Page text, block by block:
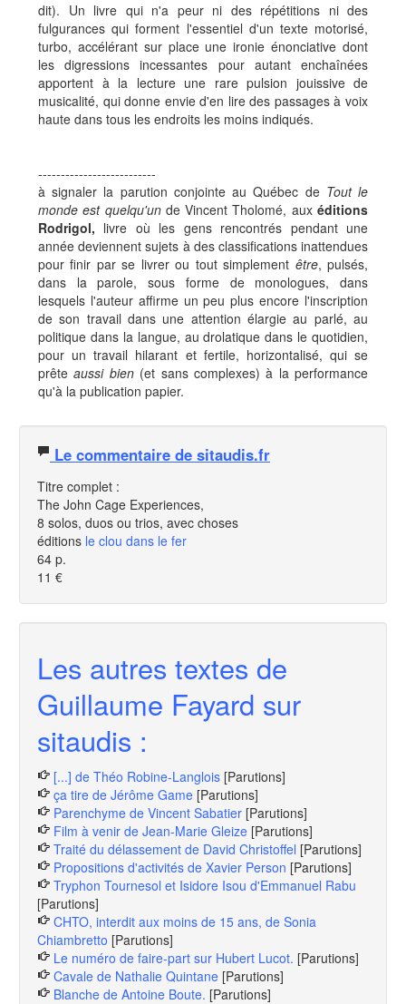
dit). Un livre qui n'a peur ni des répétitions ni des
fulgurances qui forment l'essentiel d'un texte motorisé,
turbo, accélérant sur place une ironie énonciative dont
les digressions incessantes pour autant enchaînées
apportent à la lecture une rare pulsion jouissive de
musicalité, qui donne envie d'en lire des passages à voix
haute dans tous les endroits les moins indiqués.
--------------------------
à signaler la parution conjointe au Québec de Tout le
monde est quelqu'un de Vincent Tholomé, auxéditions
Rodrigol, livre où les gens rencontrés pendant une
année deviennent sujets à des classifications inattendues
pour finir par se livrer ou tout simplement être, pulsés,
dans la parole, sous forme de monologues, dans
lesquels l'auteur affirme un peu plus encore l'inscription
de son travail dans une attention élargie au parlé, au
politique dans la langue, au drolatique dans le quotidien,
pour un travail hilarant et fertile, horizontalisé, qui se
prêteaussi bien (et sans complexes) à la performance
qu'à la publication papier.
Le commentaire de sitaudis.fr
Titre complet :
The John Cage Experiences,
8 solos, duos ou trios, avec choses
éditions le clou dans le fer
64 p.
11 €
Les autres textes de
Guillaume Fayard sur
sitaudis :
[...] de Théo Robine-Langlois [Parutions]
ça tire de Jérôme Game [Parutions]
Parenchyme de Vincent Sabatier [Parutions]
Film à venir de Jean-Marie Gleize [Parutions]
Traité du délassement de David Christoffel [Parutions]
Propositions d'activités de Xavier Person [Parutions]
Tryphon Tournesol et Isidore Isou d'Emmanuel Rabu
[Parutions]
CHTO, interdit aux moins de 15 ans, de Sonia
Chiambretto [Parutions]
Le numéro de faire-part sur Hubert Lucot. [Parutions]
Cavale de Nathalie Quintane [Parutions]
Blanche de Antoine Boute. [Parutions]